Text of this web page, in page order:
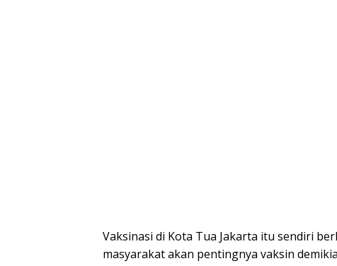
Vaksinasi di Kota Tua Jakarta itu sendiri
masyarakat akan pentingnya vaksin